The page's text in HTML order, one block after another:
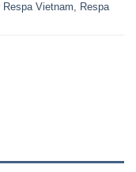
Respa Vietnam, Respa